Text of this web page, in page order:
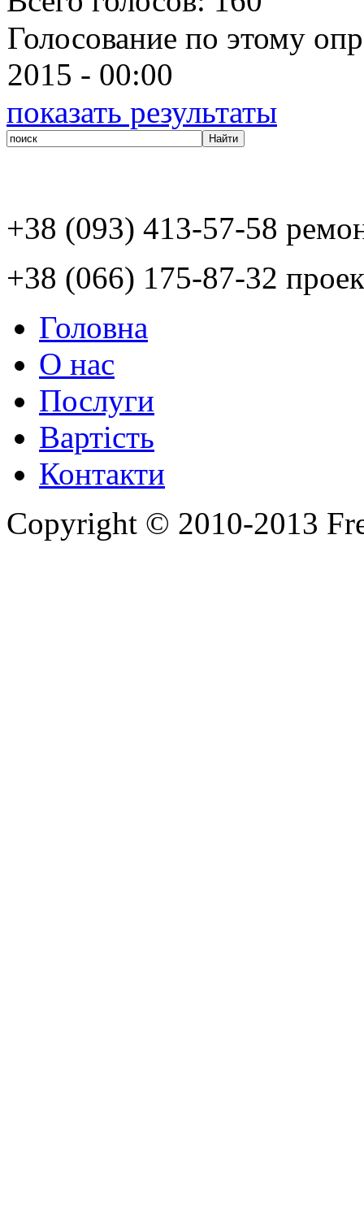
Голосование по этому
2015 - 00:00
показать результаты
+38 (093) 413-57-58
+38 (066) 175-87-32
Головна
О нас
Послуги
Вартість
Контакти
Copyright © 2010-2013